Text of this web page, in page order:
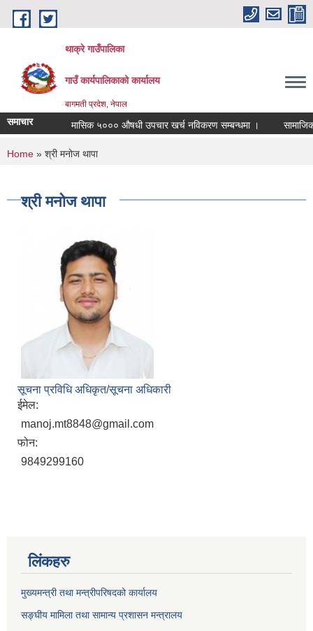
Skip to main content
थाक्रे गाउँपालिका
गाउँ कार्यपालिकाको कार्यालय
बागमती प्रदेश, नेपाल
समाचार मासिक ५००० औषधी उपचार खर्च नविकरण सम्बन्धमा । सामाजिक
You are here
Home » श्री मनोज थापा
श्री मनोज थापा
सूचना प्रविधि अधिकृत/सूचना अधिकारी
ईमेल:
manoj.mt8848@gmail.com
फोन:
9849299160
लिंकहरु
मुख्यमन्त्री तथा मन्त्रीपरिषदको कार्यालय
सङ्घीय मामिला तथा सामान्य प्रशासन मन्त्रालय